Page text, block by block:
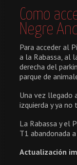
Como
Negre
Para acceder al
a la Rabassa, al
derecha del
parque de
Una vez llegado
izquierda y ya no
La Rabassa y el
T1 abandonada
Actualización